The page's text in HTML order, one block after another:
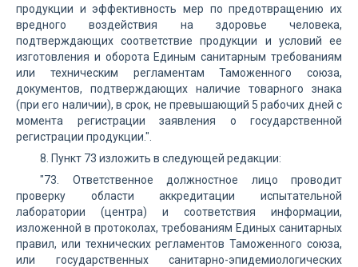
продукции и эффективность мер по предотвращению их
вредного воздействия на здоровье человека,
подтверждающих соответствие продукции и условий ее
изготовления и оборота Единым санитарным требованиям
или техническим регламентам Таможенного союза,
документов, подтверждающих наличие товарного знака
(при его наличии), в срок, не превышающий 5 рабочих дней с
момента регистрации заявления о государственной
регистрации продукции.".
8. Пункт 73 изложить в следующей редакции:
"73. Ответственное должностное лицо проводит
проверку области аккредитации испытательной
лаборатории (центра) и соответствия информации,
изложенной в протоколах, требованиям Единых санитарных
правил, или технических регламентов Таможенного союза,
или государственных санитарно-эпидемиологических